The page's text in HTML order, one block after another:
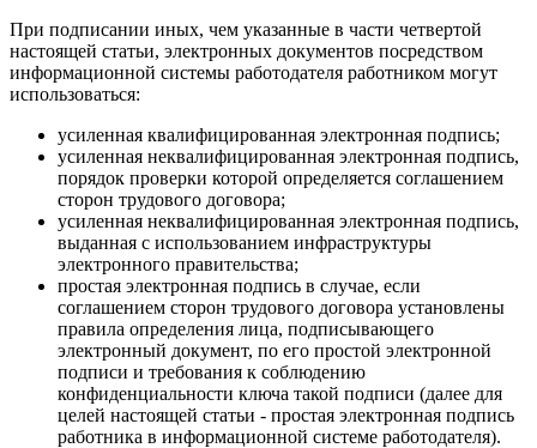
При подписании иных, чем указанные в части четвертой
настоящей статьи, электронных документов посредством
информационной системы работодателя работником могут
использоваться:
усиленная квалифицированная электронная подпись;
усиленная неквалифицированная электронная подпись,
порядок проверки которой определяется соглашением
сторон трудового договора;
усиленная неквалифицированная электронная подпись,
выданная с использованием инфраструктуры
электронного правительства;
простая электронная подпись в случае, если
соглашением сторон трудового договора установлены
правила определения лица, подписывающего
электронный документ, по его простой электронной
подписи и требования к соблюдению
конфиденциальности ключа такой подписи (далее для
целей настоящей статьи - простая электронная подпись
работника в информационной системе работодателя).